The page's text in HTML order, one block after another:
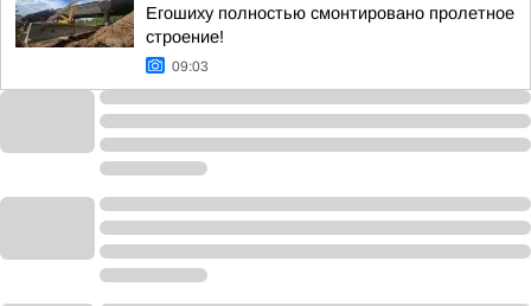
Егошиху полностью смонтировано пролетное
строение!
09:03